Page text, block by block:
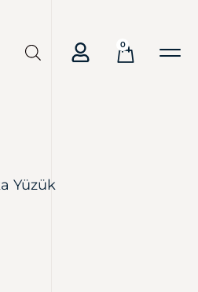
0
Yüzük